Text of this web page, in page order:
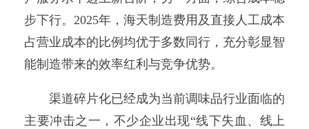
步下行。2025年，海天制造费用及直接人工成本
占营业成本的比例均优于多数同行，充分彰显智
能制造带来的效率红利与竞争优势。
渠道碎片化已经成为当前调味品行业面临的
主要冲击之一，不少企业出现“线下失血、线上